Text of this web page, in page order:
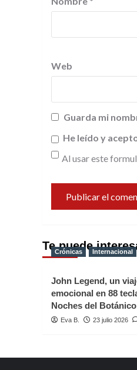
Web
Guarda mi
He leído y
Al usar este
Te puede
Crónicas Internacional
John Legend, un
emocional en 88
Noches del Botánico
Eva B. 23 julio 2026